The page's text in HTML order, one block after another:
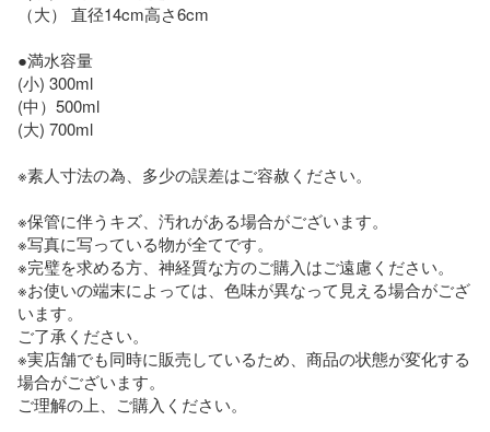
（大） 直径14cm高さ6cm
●満水容量
(小) 300ml
(中）500ml
(大) 700ml
※素人寸法の為、多少の誤差はご容赦ください。
※保管に伴うキズ、汚れがある場合がございます。
※写真に写っている物が全てです。
※完璧を求める方、神経質な方のご購入はご遠慮ください。
※お使いの端末によっては、色味が異なって見える場合がござ
います。
ご了承ください。
※実店舗でも同時に販売しているため、商品の状態が変化する
場合がございます。
ご理解の上、ご購入ください。